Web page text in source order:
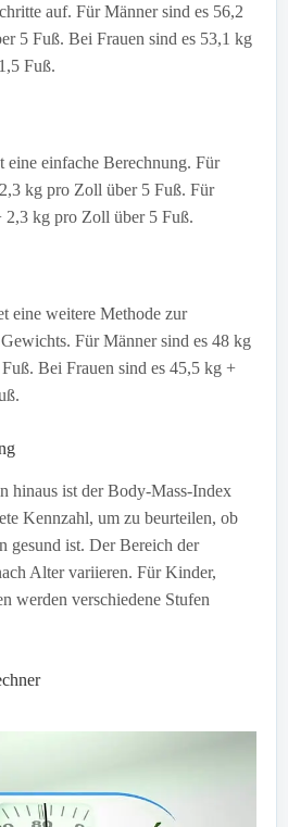
auf. Für Männer sind es 56,2
5 Fuß. Bei Frauen sind es 53,1 kg
Fuß.
einfache Berechnung. Für
kg pro Zoll über 5 Fuß. Für
2,3 kg pro Zoll über 5 Fuß.
eine weitere Methode zur
Für Männer sind es 48 kg
Bei Frauen sind es 45,5 kg +
hinaus ist der Body-Mass-Index
Kennzahl, um zu beurteilen, ob
gesund ist. Der Bereich der
Alter variieren. Für Kinder,
werden verschiedene Stufen